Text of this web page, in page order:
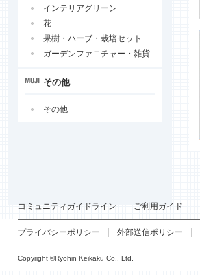
インテリアグリーン
花
果樹・ハーブ・栽培セット
ガーデンファニチャー・雑貨
その他
その他
コミュニティガイドライン ご利用ガイド
プライバシーポリシー 外部送信ポリシー
Copyright ©Ryohin Keikaku Co., Ltd.